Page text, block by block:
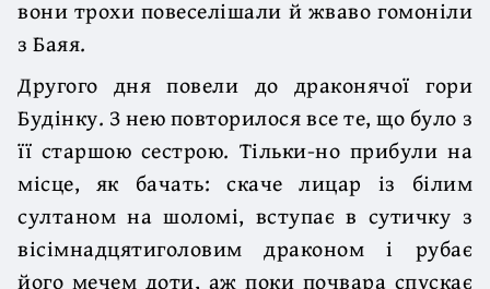
вони трохи повеселішали й жваво гомоніли
з Баяя.
Другого дня повели до драконячої гори
Будінку. З нею повторилося все те, що було з
її старшою сестрою. Тільки-но прибули на
місце, як бачать: скаче лицар із білим
султаном на шоломі, вступає в сутичку з
вісімнадцятиголовим драконом і рубає
його мечем доти, аж поки почвара спускає